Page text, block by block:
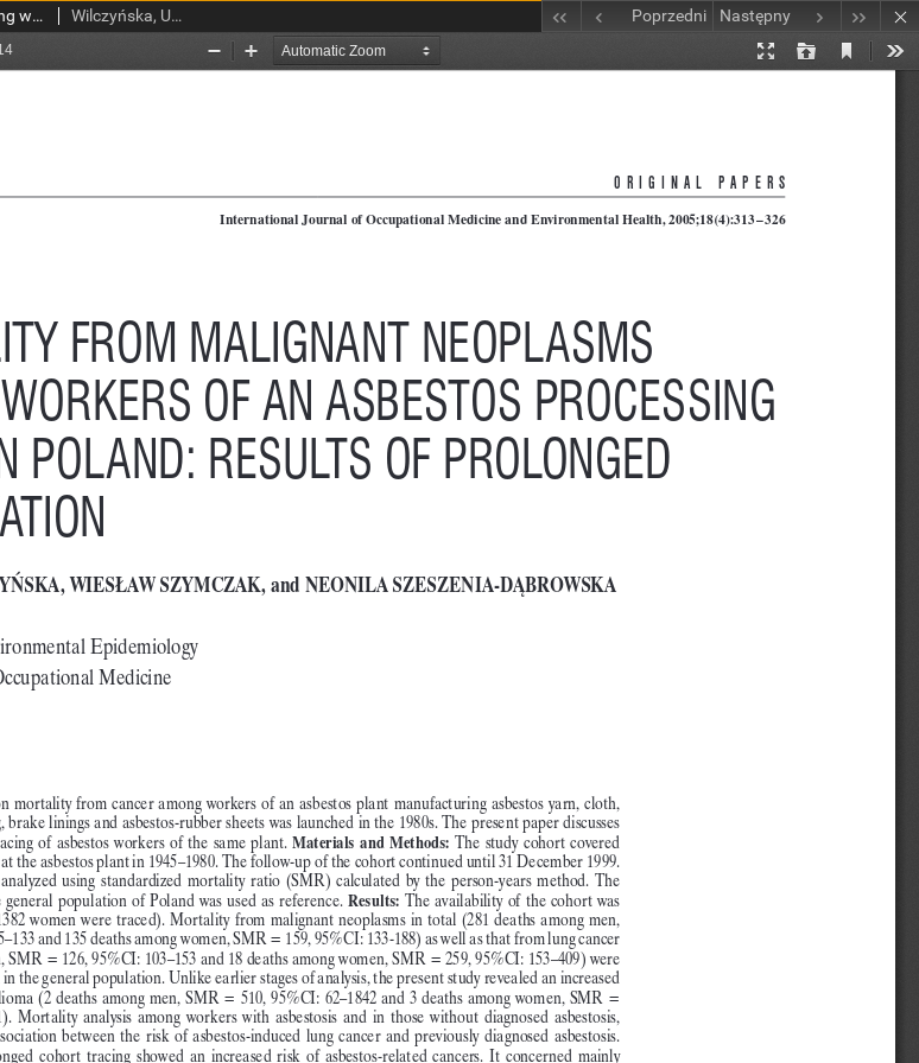
Mortality from malignant neoplasms among workers of an asbestos processing plant in Poland: results of prolonged observation Wilczyńska, Urszula; Szymczak, Wiesław; Szeszenia-Dąbrowska, Neonila Poprzedni Następny